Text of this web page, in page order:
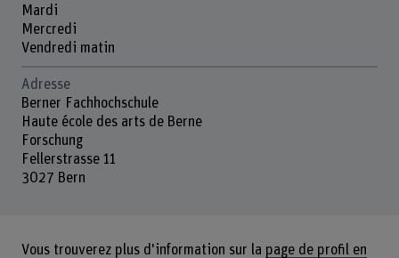
Mardi
Mercredi
Vendredi matin
Adresse
Berner Fachhochschule
Haute école des arts de Berne
Forschung
Fellerstrasse 11
3027 Bern
Vous trouverez plus d'information sur la page de profil en